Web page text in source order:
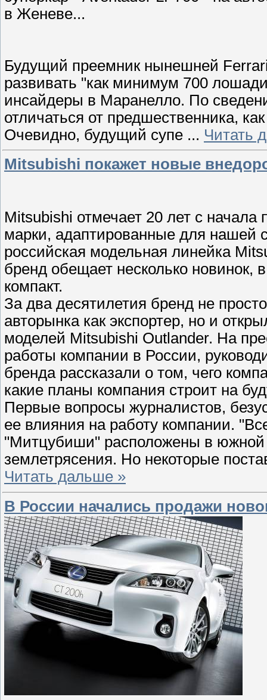
в Женеве...
Будущий преемник нынешней Ferrari
развивать "как минимум 700
инсайдеры в Маранелло. По
отличаться от предшественника,
Очевидно, будущий супе ... Читать
Mitsubishi покажет новые
Mitsubishi отмечает 20 лет с
марки, адаптированные для нашей
российская модельная линейка
бренд обещает несколько новинок,
компакт.
За два десятилетия бренд не
авторынка как экспортер, но и
моделей Mitsubishi Outlander. На
работы компании в России,
бренда рассказали о том, чего
какие планы компания строит на
Первые вопросы журналистов,
ее влияния на работу компании.
"Митцубиши" расположены в южной
землетрясения. Но некоторые
Читать дальше »
В России начались продажи